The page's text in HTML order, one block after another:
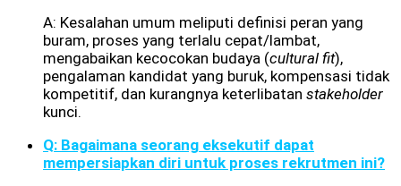
A: Kesalahan umum meliputi definisi peran yang
buram, proses yang terlalu cepat/lambat,
mengabaikan kecocokan budaya (cultural fit),
pengalaman kandidat yang buruk, kompensasi tidak
kompetitif, dan kurangnya keterlibatan stakeholder
kunci.
Q: Bagaimana seorang eksekutif dapat
mempersiapkan diri untuk proses rekrutmen ini?